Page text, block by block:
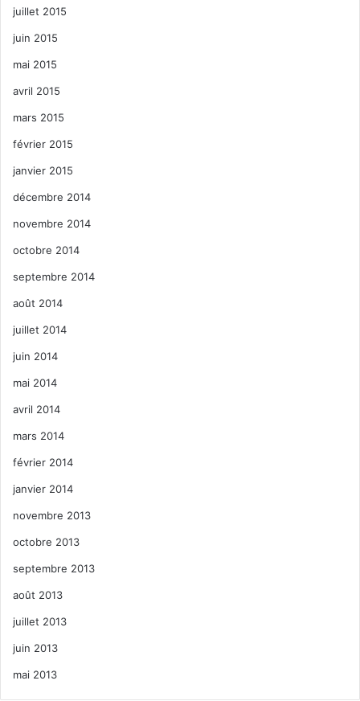
juillet 2015
juin 2015
mai 2015
avril 2015
mars 2015
février 2015
janvier 2015
décembre 2014
novembre 2014
octobre 2014
septembre 2014
août 2014
juillet 2014
juin 2014
mai 2014
avril 2014
mars 2014
février 2014
janvier 2014
novembre 2013
octobre 2013
septembre 2013
août 2013
juillet 2013
juin 2013
mai 2013